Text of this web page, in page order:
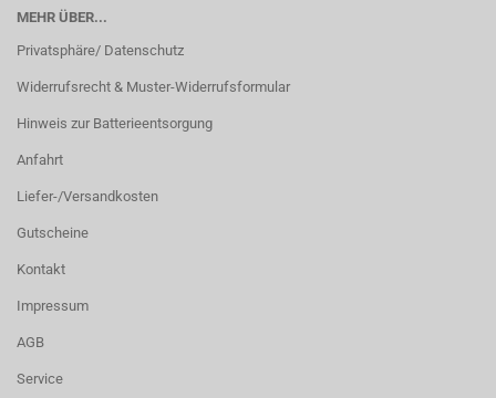
MEHR ÜBER...
Privatsphäre/ Datenschutz
Widerrufsrecht & Muster-Widerrufsformular
Hinweis zur Batterieentsorgung
Anfahrt
Liefer-/Versandkosten
Gutscheine
Kontakt
Impressum
AGB
Service